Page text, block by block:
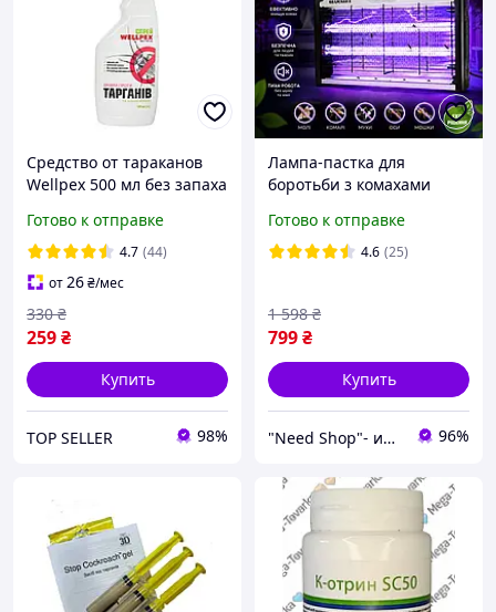
Средство от тараканов
Wellpex 500 мл без запаха
клопов муравьев блох
Готово к отправке
4.7 (44)
от26₴/мес
259₴
330 ₴
Купить
TOP SELLER 98%
Лампа-пастка для
боротьби з комахами
Антимоскітна лампа від
комарів електрична,
Готово к отправке
4.6 (25)
799₴
1 598 ₴
Купить
"Need Shop"- интернет-магазин 96%